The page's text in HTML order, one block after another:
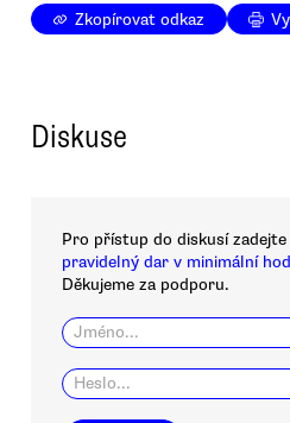
Zkopírovat odkaz
Diskuse
Pro přístup do diskusí zadejte
pravidelný dar v minimální
Děkujeme za podporu.